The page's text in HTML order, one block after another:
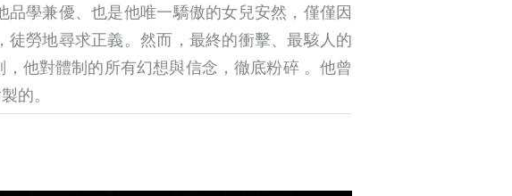
學兼優、也是他唯一驕傲的女兒安然，僅僅因
勞地尋求正義。然而，最終的衝擊、最駭人的
他對體制的所有幻想與信念，徹底粉碎 。他曾
的。